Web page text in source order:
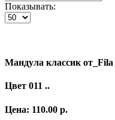
Показывать:
Мандула классик от_Fila
Цвет 011 ..
Цена: 110.00 р.